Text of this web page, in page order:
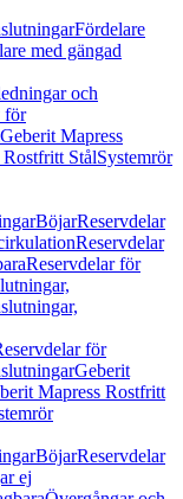
Fördelare
med gängad
och
för
Geberit Mapress
StålSystemrör
BöjarReservdelar
Reservdelar
Reservdelar för
för
Geberit
Mapress Rostfritt
BöjarReservdelar
ej